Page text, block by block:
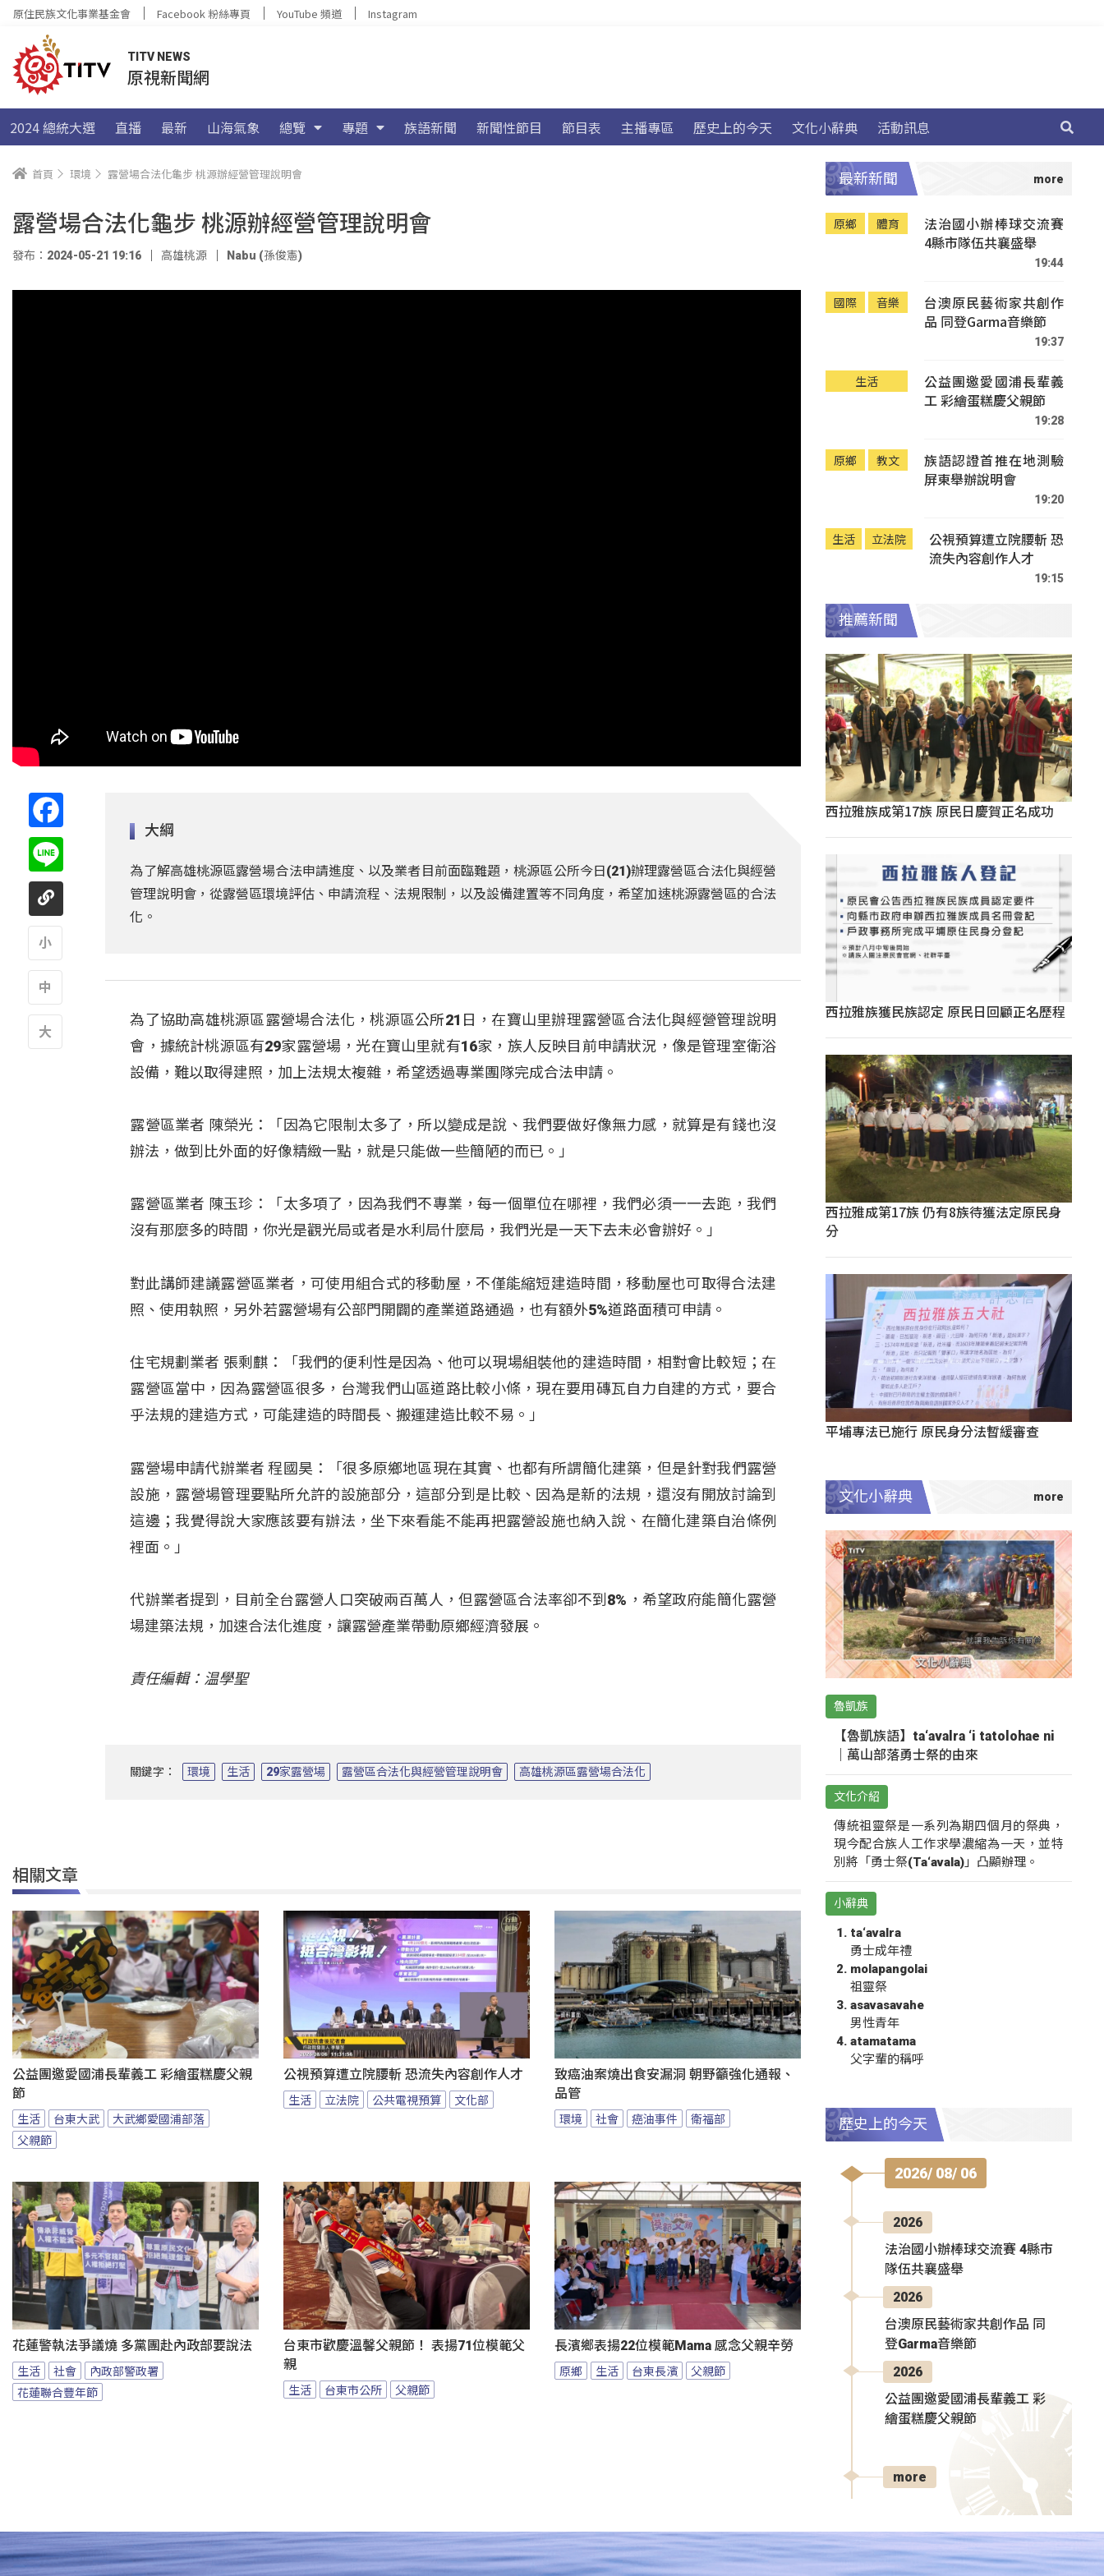
原住民族文化事業基金會 Facebook 粉絲專頁 YouTube 頻道 Instagram
TITV NEWS
原視新聞網
2024 總統大選 直播 最新 山海氣象 總覽 專題 族語新聞 新聞性節目 節目表 主播專區 歷史上的今天 文化小辭典 活動訊息
首頁 環境 露營場合法化龜步 桃源辦經營管理說明會
露營場合法化龜步 桃源辦經營管理說明會
發布：2024-05-21 19:16 高雄桃源 Nabu (孫俊憲)
大綱
為了解高雄桃源區露營場合法申請進度、以及業者目前面臨難題，桃源區公所今日(21)辦理露營區合法化與經營
管理說明會，從露營區環境評估、申請流程、法規限制，以及設備建置等不同角度，希望加速桃源露營區的合法
化。
為了協助高雄桃源區露營場合法化，桃源區公所21日，在寶山里辦理露營區合法化與經營管理說明
會，據統計桃源區有29家露營場，光在寶山里就有16家，族人反映目前申請狀況，像是管理室衛浴
設備，難以取得建照，加上法規太複雜，希望透過專業團隊完成合法申請。
露營區業者 陳榮光：「因為它限制太多了，所以變成是說、我們要做好像無力感，就算是有錢也沒
辦法，做到比外面的好像精緻一點，就是只能做一些簡陋的而已。」
露營區業者 陳玉珍：「太多項了，因為我們不專業，每一個單位在哪裡，我們必須一一去跑，我們
沒有那麼多的時間，你光是觀光局或者是水利局什麼局，我們光是一天下去未必會辦好。」
對此講師建議露營區業者，可使用組合式的移動屋，不僅能縮短建造時間，移動屋也可取得合法建
照、使用執照，另外若露營場有公部門開闢的產業道路通過，也有額外5%道路面積可申請。
住宅規劃業者 張剩麒：「我們的便利性是因為、他可以現場組裝他的建造時間，相對會比較短；在
露營區當中，因為露營區很多，台灣我們山區道路比較小條，現在要用磚瓦自力自建的方式，要合
乎法規的建造方式，可能建造的時間長、搬運建造比較不易。」
露營場申請代辦業者 程國昊：「很多原鄉地區現在其實、也都有所謂簡化建築，但是針對我們露營
設施，露營場管理要點所允許的設施部分，這部分到是比較、因為是新的法規，還沒有開放討論到
這邊；我覺得說大家應該要有辦法，坐下來看能不能再把露營設施也納入說、在簡化建築自治條例
裡面。」
代辦業者提到，目前全台露營人口突破兩百萬人，但露營區合法率卻不到8%，希望政府能簡化露營
場建築法規，加速合法化進度，讓露營產業帶動原鄉經濟發展。
責任編輯：温學聖
關鍵字： 環境 生活 29家露營場 露營區合法化與經營管理說明會 高雄桃源區露營場合法化
相關文章
公益團邀愛國浦長輩義工 彩繪蛋糕慶父親
節
生活 台東大武
大武鄉愛國浦部落
父親節
公視預算遭立院腰斬 恐流失內容創作人才
生活 立法院 公共電視預算 文化部
致癌油案燒出食安漏洞 朝野籲強化通報、
品管
環境 社會 癌油事件 衛福部
花蓮警執法爭議燒 多黨團赴內政部要說法
生活 社會
內政部警政署
花蓮聯合豐年節
台東市歡慶溫馨父親節！ 表揚71位模範父
親
生活 台東市公所 父親節
長濱鄉表揚22位模範Mama 感念父親辛勞
原鄉 生活 台東長濱 父親節
最新新聞
原鄉 體育
法治國小辦棒球交流賽
4縣市隊伍共襄盛舉
19:44
國際 音樂
台澳原民藝術家共創作
品 同登Garma音樂節
19:37
生活
公益團邀愛國浦長輩義
工 彩繪蛋糕慶父親節
19:28
原鄉 教文
族語認證首推在地測驗
屏東舉辦說明會
19:20
生活 立法院
公視預算遭立院腰斬 恐
流失內容創作人才
19:15
推薦新聞
西拉雅族成第17族 原民日慶賀正名成功
西拉雅族獲民族認定 原民日回顧正名歷程
西拉雅成第17族 仍有8族待獲法定原民身
分
平埔專法已施行 原民身分法暫緩審查
文化小辭典
魯凱族
【魯凱族語】ta‘avalra ‘i tatolohae ni
｜萬山部落勇士祭的由來
文化介紹
傳統祖靈祭是一系列為期四個月的祭典，
現今配合族人工作求學濃縮為一天，並特
別將「勇士祭(Ta‘avala)」凸顯辦理。
小辭典
ta‘avalra
勇士成年禮
molapangolai
祖靈祭
asavasavahe
男性青年
atamatama
父字輩的稱呼
歷史上的今天
2026/ 08/ 06
2026
法治國小辦棒球交流賽 4縣市
隊伍共襄盛舉
2026
台澳原民藝術家共創作品 同
登Garma音樂節
2026
公益團邀愛國浦長輩義工 彩
繪蛋糕慶父親節
more